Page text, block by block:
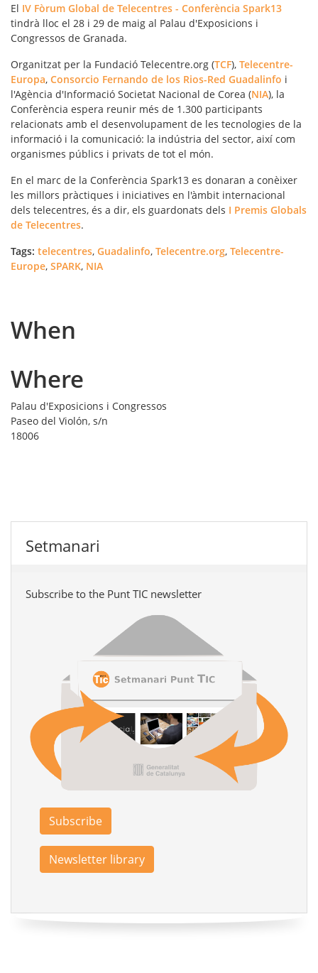
El IV Fòrum Global de Telecentres - Conferència Spark13
tindrà lloc el 28 i 29 de maig al Palau d'Exposicions i
Congressos de Granada.
Organitzat per la Fundació Telecentre.org (TCF), Telecentre-
Europa, Consorcio Fernando de los Rios-Red Guadalinfo i
l'Agència d'Informació Societat Nacional de Corea (NIA), la
Conferència espera reunir més de 1.300 participants
relacionats amb el desenvolupament de les tecnologies de la
informació i la comunicació: la indústria del sector, així com
organismes públics i privats de tot el món.
En el marc de la Conferència Spark13 es donaran a conèixer
les millors pràctiques i iniciatives en l'àmbit internacional
dels telecentres, és a dir, els guardonats dels I Premis Globals
de Telecentres.
Tags: telecentres, Guadalinfo, Telecentre.org, Telecentre-
Europe, SPARK, NIA
When
Where
Palau d'Exposicions i Congressos
Paseo del Violón, s/n
18006
Setmanari
Subscribe to the Punt TIC newsletter
Subscribe
Newsletter library